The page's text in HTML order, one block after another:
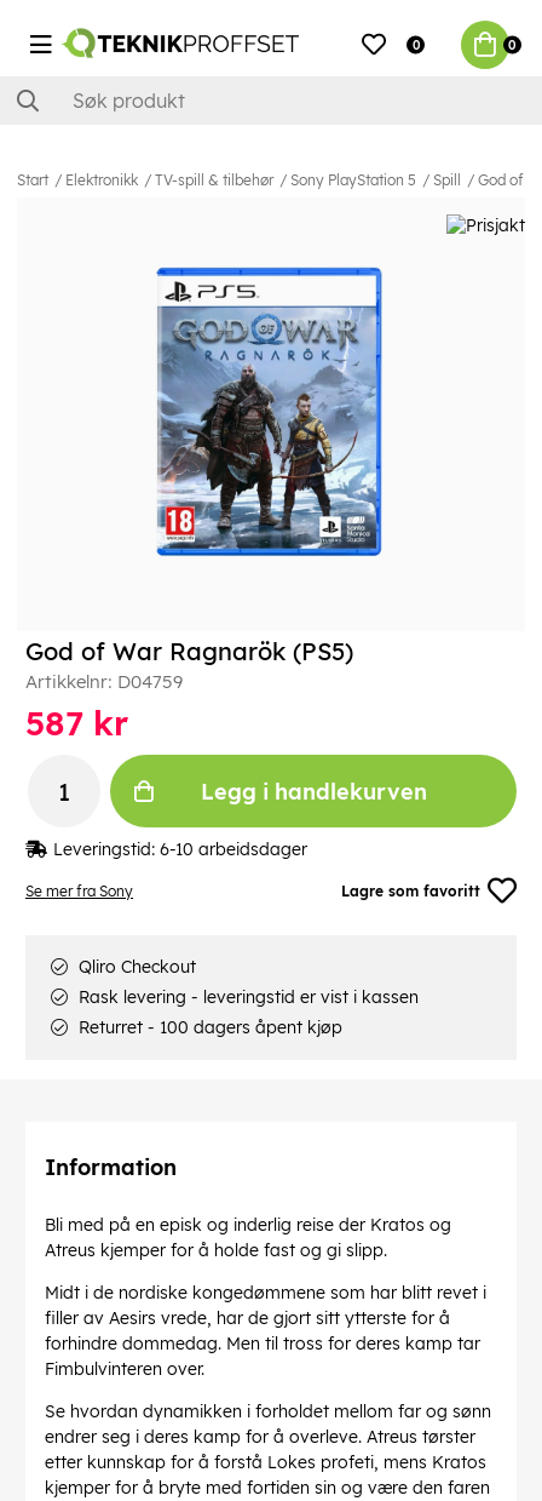
0 0
Start Elektronikk TV-spill & tilbehør Sony PlayStation 5 Spill God of
Se mer fra Sony Lagre som favoritt
God of War Ragnarök (PS5)
Artikkelnr: D04759
587 kr
Legg i handlekurven
Leveringstid: 6-10 arbeidsdager
Qliro Checkout
Rask levering - leveringstid er vist i kassen
Returret - 100 dagers åpent kjøp
Information
Bli med på en episk og inderlig reise der Kratos og
Atreus kjemper for å holde fast og gi slipp.
Midt i de nordiske kongedømmene som har blitt revet i
filler av Aesirs vrede, har de gjort sitt ytterste for å
forhindre dommedag. Men til tross for deres kamp tar
Fimbulvinteren over.
Se hvordan dynamikken i forholdet mellom far og sønn
endrer seg i deres kamp for å overleve. Atreus tørster
etter kunnskap for å forstå Lokes profeti, mens Kratos
kjemper for å bryte med fortiden sin og være den faren